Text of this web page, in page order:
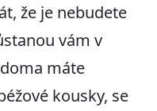
že je nebudete
vám v
máte
kousky, se